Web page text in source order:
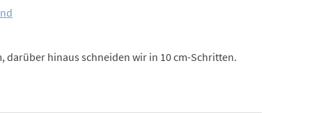
darüber hinaus schneiden wir in 10 cm-Schritten.